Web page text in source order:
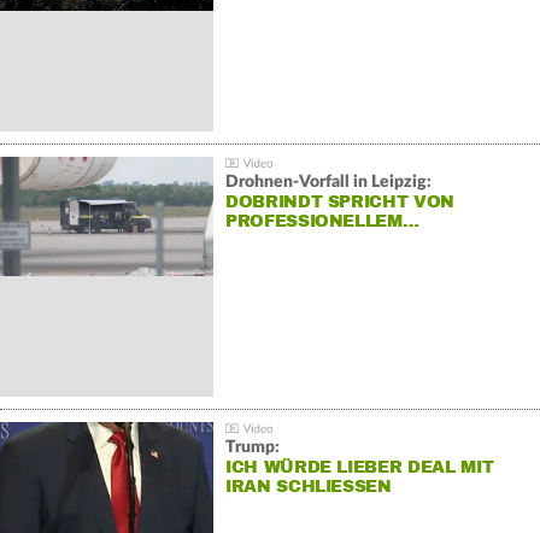
Drohnen-Vorfall in Leipzig:
DOBRINDT SPRICHT VON
PROFESSIONELLEM…
Trump:
ICH WÜRDE LIEBER DEAL MIT
IRAN SCHLIESSEN